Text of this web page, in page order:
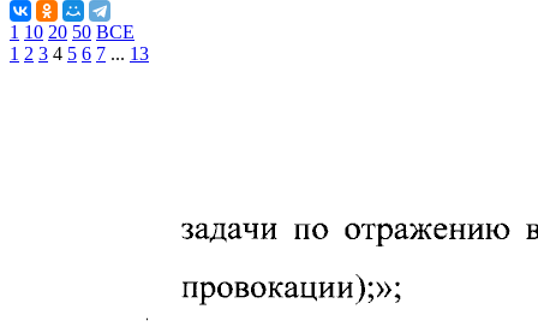
1 10 20 50 ВСЕ
1 2 3 4 5 6 7 ... 13